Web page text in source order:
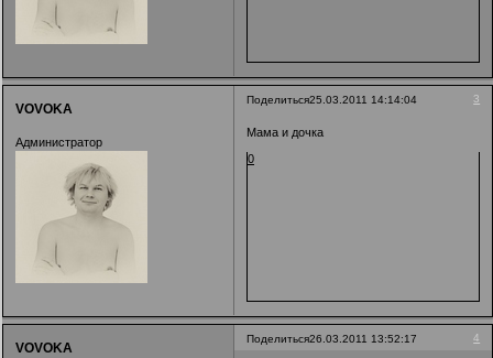
Поделиться 3
25.03.2011 14:14:04
VOVOKA
Администратор
Мама и дочка
0
Поделиться 4
26.03.2011 13:52:17
VOVOKA